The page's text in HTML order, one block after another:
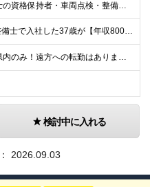
【自動車整備士の資格保持者・車両点検・整備経験者歓迎！】 ディーラー、民間整備工場、 トラック・重機整備、ガソリンスタンド等での 点検・整備経験などのご経験をお持ちの方も歓迎します！ ■高卒以上 ■普
＼ 2級自動車整備士で入社した37歳が【年収800万円】を実現！ ／ ★家賃・駐車場代の最大8割を会社が負担！毎月の固定費を大幅カット ★賞与実績4.25ヶ月分（年間120万円～140万円以上の支給実
＼関東・長野県内のみ！遠方への転勤はありません／ ★全事業所がIC近く！マイカーで快適に通勤可能です ★引越し費用や単身赴任時の家賃・家具家電の賃料も全額負担します ◆京浜事業所 神奈川県横浜市
検討中に入れる
2026.09.03